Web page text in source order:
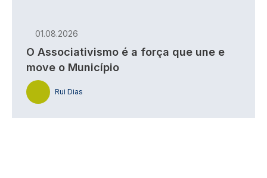
01.08.2026
O Associativismo é a força que une e
move o Município
Rui Dias